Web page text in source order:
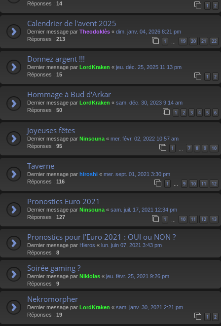
Réponses : 14 1 2
Calendrier de l'avent 2025
Dernier message par Theodoklès « dim. janv. 04, 2026 8:21 pm
Réponses : 213 1 … 19 20 21 22
Donnez argent !!!
Dernier message par LordKraken « jeu. déc. 25, 2025 11:13 pm
Réponses : 15 1 2
Hommage à Bud d'Arkar
Dernier message par LordKraken « sam. déc. 30, 2023 9:14 am
Réponses : 50 1 2 3 4 5 6
Joyeuses fêtes
Dernier message par Ninsouna « mer. févr. 02, 2022 10:57 am
Réponses : 95 1 7 8 9 10
Taverne
Dernier message par hiroshi « mer. sept. 01, 2021 3:30 pm
Réponses : 116 1 9 10 11 12
Pronostics Euro 2021
Dernier message par Ninsouna « sam. juil. 17, 2021 12:34 pm
Réponses : 127 1 10 11 12 13
Pronostics pour l'Euro 2021 : OUI ou NON ?
Dernier message par Hieros « lun. juin 07, 2021 3:43 pm
Réponses : 8
Soirée gaming ?
Dernier message par Nikiolas « jeu. févr. 25, 2021 9:26 pm
Réponses : 9
Nekromorpher
Dernier message par LordKraken « sam. janv. 30, 2021 2:21 pm
Réponses : 19 1 2